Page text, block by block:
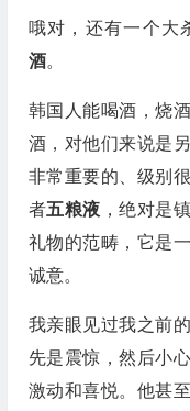
哦对，还有一个
酒。
韩国人能喝酒，烧
酒，对他们来说是
非常重要的、级别
者五粮液 ，绝对是
礼物的范畴，它是
诚意。
我亲眼见过我之前
先是震惊，然后小
激动和喜悦。他甚